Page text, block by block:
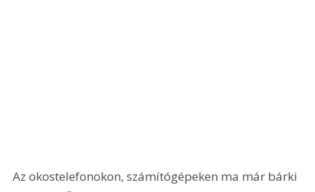
Az okostelefonokon, számítógépeken ma már bárki